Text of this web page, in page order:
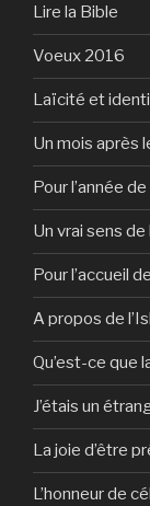
Lire la Bible
Voeux 2016
Laïcité et
Un mois après
Pour l’année
Un vrai sens de
Pour l’accueil
A propos de
Qu’est-ce que
J’étais un
La joie d’être
L’honneur de